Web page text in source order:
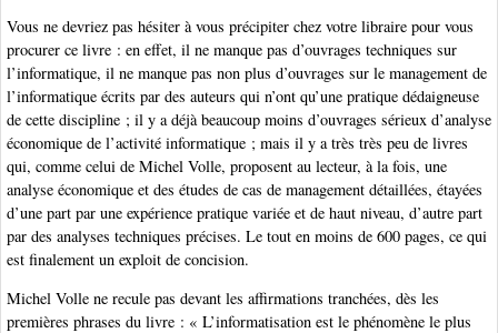
Vous ne devriez pas hésiter à vous précipiter chez votre libraire pour vous
procurer ce livre : en effet, il ne manque pas d’ouvrages techniques sur
l’informatique, il ne manque pas non plus d’ouvrages sur le management de
l’informatique écrits par des auteurs qui n’ont qu’une pratique dédaigneuse
de cette discipline ; il y a déjà beaucoup moins d’ouvrages sérieux d’analyse
économique de l’activité informatique ; mais il y a très très peu de livres
qui, comme celui de Michel Volle, proposent au lecteur, à la fois, une
analyse économique et des études de cas de management détaillées, étayées
d’une part par une expérience pratique variée et de haut niveau, d’autre part
par des analyses techniques précises. Le tout en moins de 600 pages, ce qui
est finalement un exploit de concision.
Michel Volle ne recule pas devant les affirmations tranchées, dès les
premières phrases du livre : « L’informatisation est le phénomène le plus